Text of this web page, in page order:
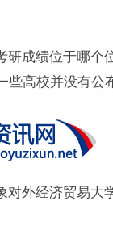
成绩位于哪个
高校并没有公
外经济贸易大